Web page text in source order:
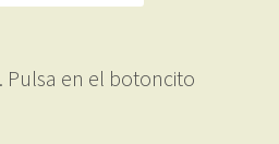
Pulsa en el botoncito